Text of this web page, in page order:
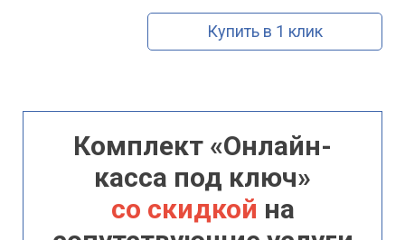
Купить в 1 клик
Комплект «Онлайн-
касса под ключ»
со скидкой на